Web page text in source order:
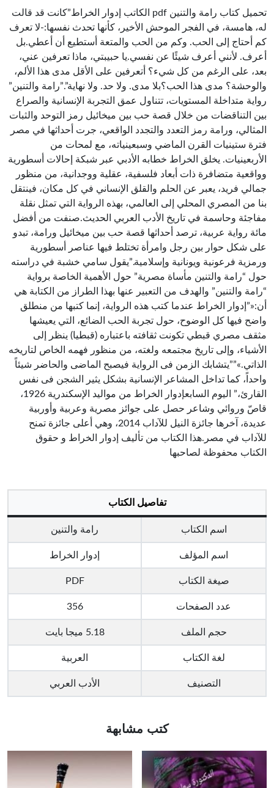
تحميل كتاب رامة والتنين pdf الكاتب إدوار الخراط”كانت قد قالت
له، هامسة، في الفجر الموحش الأخير، كأنها تحدث نفسها:-لا تعرف
كم أحتاج إلى الحب. وكم من الحب والمتعة أستطيع أن أعطي.بل
أعرف. لأنني أعرف شيئًا عن نفسي.يا حبيبتي، ماذا تعرفين عني،
بعد، على الرغم من كل شيء؟ أتعرفين على الأقل مدى هذا الألم،
والوحشة؟ مدى هذا الحب؟بلا مدى. ولا حد. ولا نهاية”.”رامة والتنين”
رواية متداخلة المستويات، تتناول عمق التجربة الإنسانية والصراع
بين التناقضات من خلال قصة حب بين ميخائيل رمز التوحد والثبات
المثالي، ورامة رمز التعدد والتجدد الواقعي، جرت أحداثها في مصر
فترة ستينيات القرن الماضي وسبعينياته، مع لمحات من
الأربعينيات. يخلق الخراط خطابه الأدبي عبر شبكة إحالات أسطورية
وواقعية متضافرة ذات أبعاد فلسفية، عقلية ووجدانية، من منظور
جمالي فريد، يعبر عن الحلم والقلق الإنساني في كل مكان، فينتقل
بنا من المصري المحلي إلى العالمي، بهذه الرواية التي تمثل نقلة
مفاجئة وحاسمة في تاريخ الأدب العربي الحديث.صنفت من أفضل
مائة رواية عربية، ترصد أحداثها قصة حب بين ميخائيل ورامة، تبدو
على شكل حوار بين رجل وامرأة تختلط فيها عناصر أسطورية
ورمزية فرعونية ويونانية وإسلامية.”يقول سامي خشبة في دراسته
حول “رامة والتنين مأساة مصرية” حول الأهمية الخاصة برواية
“رامة والتنين” والهدف من التعبير عنها بهذا الطراز من الكتابة هي
أن:«”إدوار الخراط عندما كتب هذه الرواية، إنما كتبها من منطلق
واضح فيها كل الوضوح، حول تجربة الحب الضائع، التي يعيشها
مثقف مصري قبطي تكونت ثقافته باعتباره (قبطيا) ينظر إلى
الأشياء، وإلى تاريخ مجتمعه ولغته، من منظور فهمه الخاص لتاريخه
الذاتي.»””يتشابك الزمن فى الرواية فيصبح الماضى والحاضر شيئاً
واحداً، كما تداخل المشاعر الإنسانية بشكل يثير الشجن فى نفس
القارئ،” اليوم السابعإدوار الخراط من مواليد الإسكندرية 1926،
قاصّ وروائي وشاعر حصل على جوائز مصرية وعربية وأوربية
عديدة، آخرها جائزة النيل للآداب 2014، وهي أعلى جائزة تمنح
للآداب في مصر.هذا الكتاب من تأليف إدوار الخراط و حقوق
الكتاب محفوظة لصاحبها
تفاصيل الكتاب
اسم الكتاب رامة والتنين
اسم المؤلف إدوار الخراط
صيغة الكتاب PDF
عدد الصفحات 356
حجم الملف 5.18 ميجا بايت
لغة الكتاب العربية
التصنيف الأدب العربي
كتب مشابهة